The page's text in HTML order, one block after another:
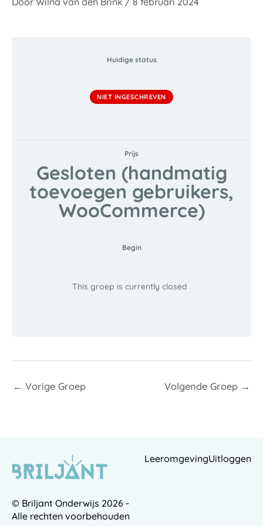
Huidige status
NIET INGESCHREVEN
Prijs
Gesloten (handmatig
toevoegen gebruikers,
WooCommerce)
Begin
This groep is currently closed
← Vorige Groep Volgende Groep →
LeeromgevingUitloggen
© Briljant Onderwijs 2026 -
Alle rechten voorbehouden